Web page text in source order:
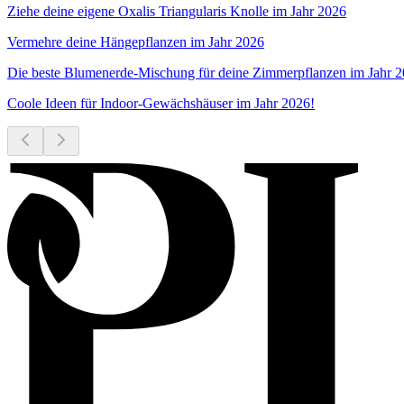
Ziehe deine eigene Oxalis Triangularis Knolle im Jahr 2026
Vermehre deine Hängepflanzen im Jahr 2026
Die beste Blumenerde-Mischung für deine Zimmerpflanzen im Jahr
Coole Ideen für Indoor-Gewächshäuser im Jahr 2026!